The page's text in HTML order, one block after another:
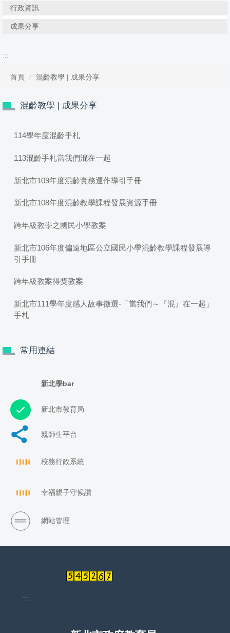
行政資訊
成果分享
:::
首頁 混齡教學 | 成果分享
混齡教學 | 成果分享
114學年度混齡手札
113混齡手札當我們混在一起
新北市109年度混齡實務運作導引手冊
新北市108年度混齡教學課程發展資源手冊
跨年級教學之國民小學教案
新北市106年度偏遠地區公立國民小學混齡教學課程發展導
引手冊
跨年級教案得獎教案
新北市111學年度感人故事徵選-「當我們～『混』在一起」
手札
常用連結
新北學bar
新北市教育局
親師生平台
校務行政系統
幸福親子守候讚
網站管理
:::